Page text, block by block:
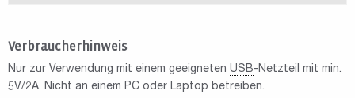
Verbraucherhinweis
Nur zur Verwendung mit einem geeigneten USB-Netzteil mit min.
5V/2A. Nicht an einem PC oder Laptop betreiben.